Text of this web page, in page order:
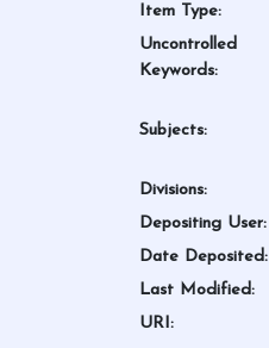
Item Type:
Uncontrolled
Keywords:
Subjects:
Divisions:
Depositing User:
Date Deposited:
Last Modified:
URI: